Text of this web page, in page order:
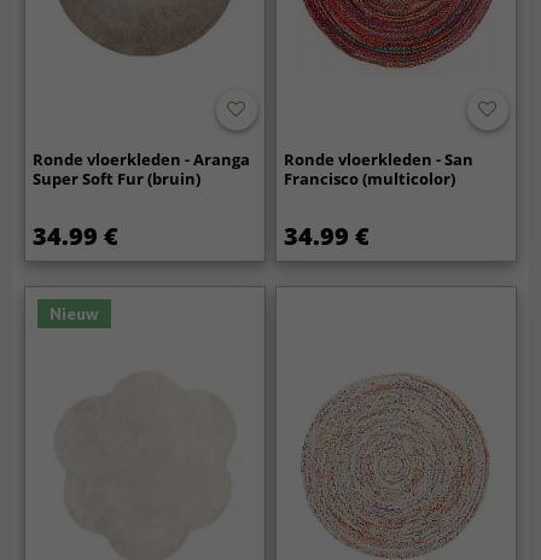
Ronde vloerkleden - Aranga
Super Soft Fur (bruin)
34.99 €
Ronde vloerkleden - San
Francisco (multicolor)
34.99 €
Nieuw